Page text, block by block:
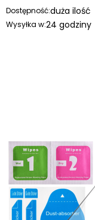
Dostępność:duża ilość
Wysyłka w:24 godziny